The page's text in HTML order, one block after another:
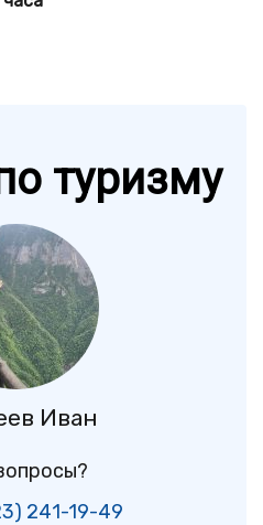
туризму
Иван
241-19-49